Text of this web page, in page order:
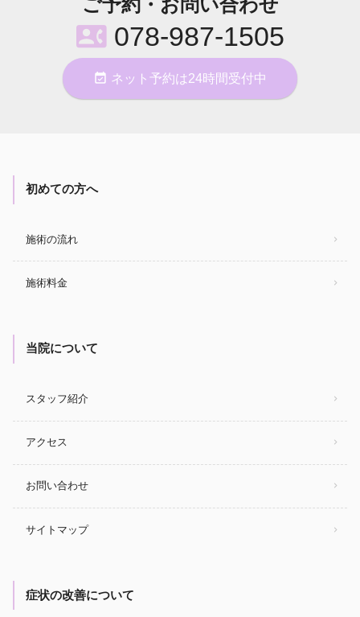
ご予約・お問い合わせ
contact_phone078-987-1505
event_available ネット予約は24時間受付中
初めての方へ
施術の流れ
施術料金
当院について
スタッフ紹介
アクセス
お問い合わせ
サイトマップ
症状の改善について